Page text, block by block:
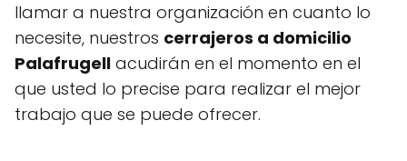
llamar a nuestra organización en cuanto lo
necesite, nuestros cerrajeros a domicilio
Palafrugell acudirán en el momento en el
que usted lo precise para realizar el mejor
trabajo que se puede ofrecer.